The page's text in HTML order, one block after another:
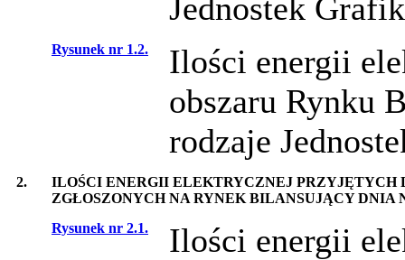
Jednostek
Rysunek nr 1.2.
Ilości energii
obszaru Rynku
rodzaje
2.
ILOŚCI ENERGII ELEKTRYCZNEJ
ZGŁOSZONYCH NA RYNEK BILANSUJĄCY
Rysunek nr 2.1.
Ilości energii